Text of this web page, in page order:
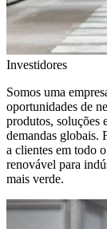
Investidores
Somos uma
oportunidades de
produtos, soluções
demandas globais.
a clientes em todo
renovável para
mais verde.